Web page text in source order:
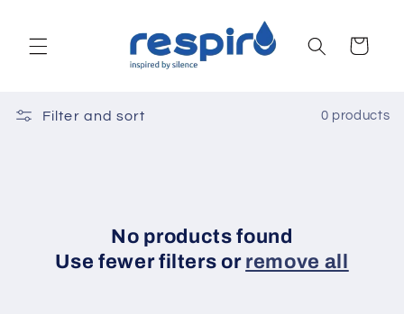
Cart
Filter and sort 0 products
No products found
Use fewer filters or remove all